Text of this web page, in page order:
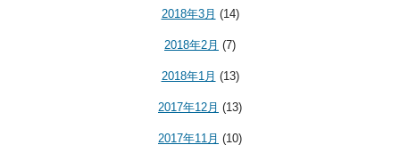
2018年3月 (14)
2018年2月 (7)
2018年1月 (13)
2017年12月 (13)
2017年11月 (10)